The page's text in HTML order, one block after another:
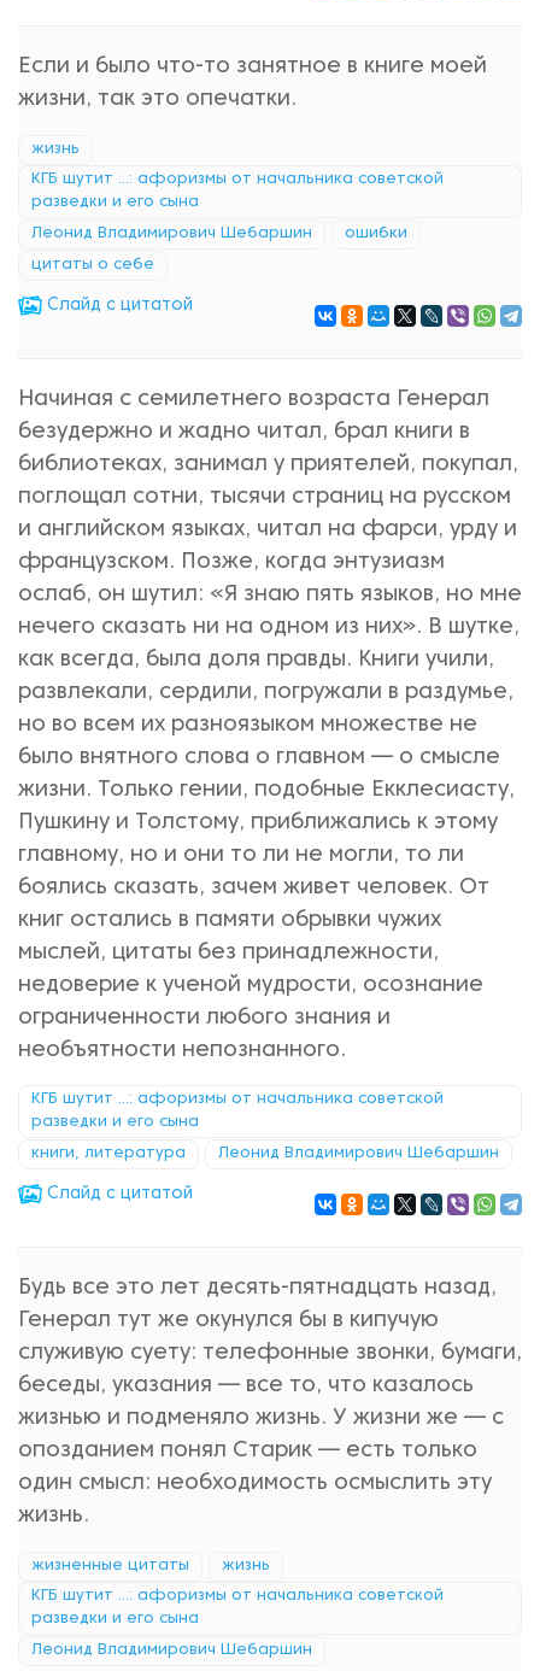
Если и было что-то занятное в книге моей
жизни, так это опечатки.
жизнь
КГБ шутит ...: афоризмы от начальника советской
разведки и его сына
Леонид Владимирович Шебаршин ошибки
цитаты о себе
Cлайд с цитатой
Начиная с семилетнего возраста Генерал
безудержно и жадно читал, брал книги в
библиотеках, занимал у приятелей, покупал,
поглощал сотни, тысячи страниц на русском
и английском языках, читал на фарси, урду и
французском. Позже, когда энтузиазм
ослаб, он шутил: «Я знаю пять языков, но мне
нечего сказать ни на одном из них». В шутке,
как всегда, была доля правды. Книги учили,
развлекали, сердили, погружали в раздумье,
но во всем их разноязыком множестве не
было внятного слова о главном — о смысле
жизни. Только гении, подобные Екклесиасту,
Пушкину и Толстому, приближались к этому
главному, но и они то ли не могли, то ли
боялись сказать, зачем живет человек. От
книг остались в памяти обрывки чужих
мыслей, цитаты без принадлежности,
недоверие к ученой мудрости, осознание
ограниченности любого знания и
необъятности непознанного.
КГБ шутит ...: афоризмы от начальника советской
разведки и его сына
книги, литература Леонид Владимирович Шебаршин
Cлайд с цитатой
Будь все это лет десять-пятнадцать назад,
Генерал тут же окунулся бы в кипучую
служивую суету: телефонные звонки, бумаги,
беседы, указания — все то, что казалось
жизнью и подменяло жизнь. У жизни же — с
опозданием понял Старик — есть только
один смысл: необходимость осмыслить эту
жизнь.
жизненные цитаты жизнь
КГБ шутит ...: афоризмы от начальника советской
разведки и его сына
Леонид Владимирович Шебаршин